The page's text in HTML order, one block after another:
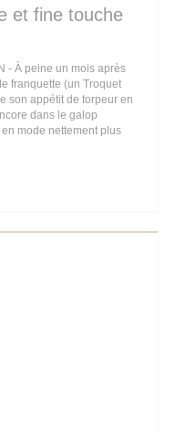
et fine touche
- À peine un mois après
franquette (un Troquet
son appétit de torpeur en
dans le galop
mode nettement plus